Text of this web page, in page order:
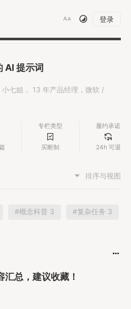
登录
AI 提示词
小七姐， 13 年产品经理，微软 /
专栏类型
买断制
履约承诺
24h 可退
排序与视图
#概念科普 3 #复杂任务 3
汇总，建议收藏！